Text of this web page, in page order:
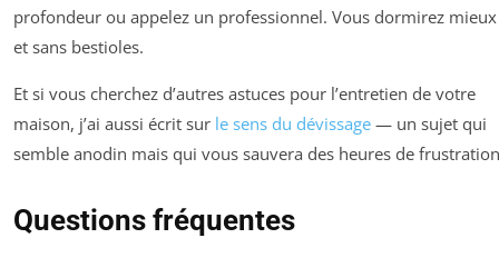
profondeur ou appelez un professionnel. Vous dormirez
et sans bestioles.
Et si vous cherchez d’autres astuces pour l’entretien de votre
maison, j’ai aussi écrit sur le sens du dévissage — un sujet qui
semble anodin mais qui vous sauvera des heures de
Questions fréquentes